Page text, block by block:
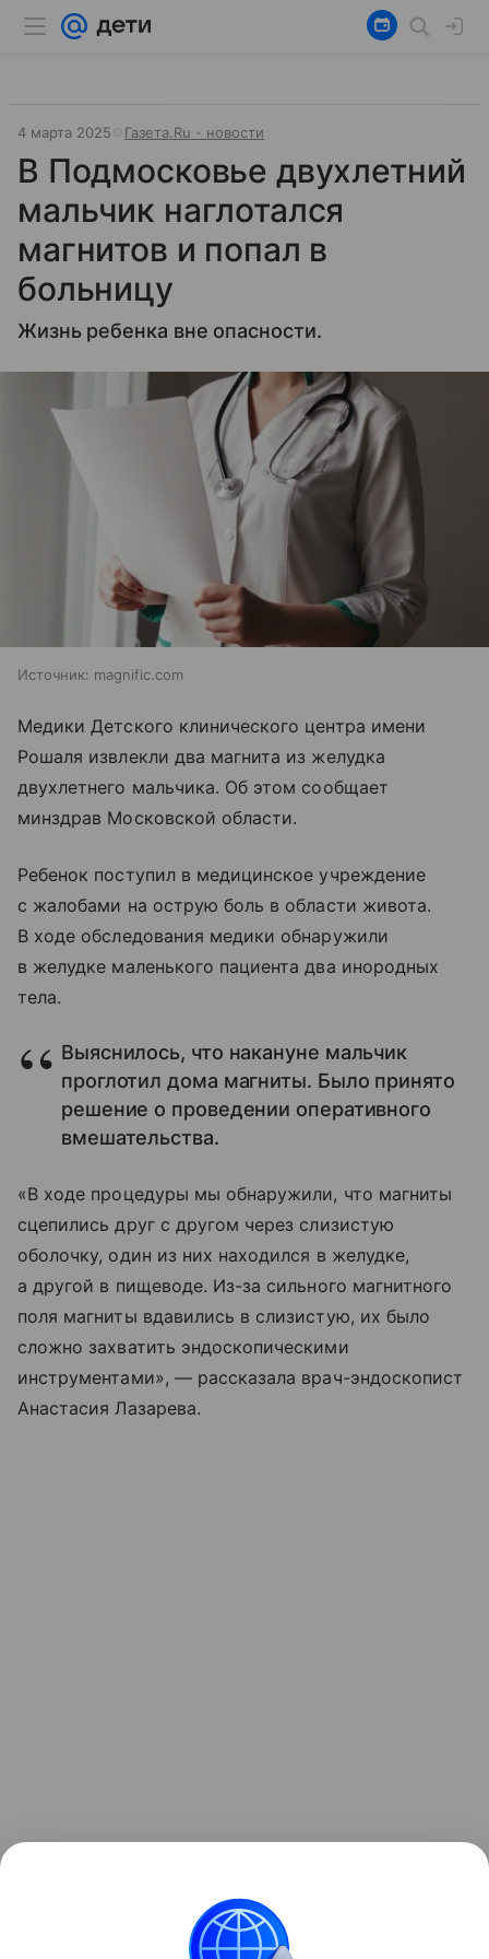
4 марта 2025 Газета.Ru - новости
В Подмосковье двухлетний
мальчик наглотался
магнитов и попал в
больницу
Жизнь ребенка вне опасности.
Источник: magnific.com
Медики Детского клинического центра имени
Рошаля извлекли два магнита из желудка
двухлетнего мальчика. Об этом сообщает
минздрав Московской области.
Ребенок поступил в медицинское учреждение
с жалобами на острую боль в области живота.
В ходе обследования медики обнаружили
в желудке маленького пациента два инородных
тела.
Выяснилось, что накануне мальчик
проглотил дома магниты. Было принято
решение о проведении оперативного
вмешательства.
«В ходе процедуры мы обнаружили, что магниты
сцепились друг с другом через слизистую
оболочку, один из них находился в желудке,
а другой в пищеводе. Из-за сильного магнитного
поля магниты вдавились в слизистую, их было
сложно захватить эндоскопическими
инструментами», — рассказала врач-эндоскопист
Анастасия Лазарева.
ребенка не вызывает у медиков опасений,
перфорации органов удалось избежать.